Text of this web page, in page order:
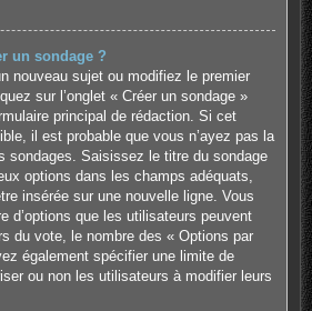
un sondage ?
nouveau sujet ou modifiez le premier
sur l’onglet « Créer un sondage »
principal de rédaction. Si cet
il est probable que vous n’ayez pas la
sondages. Saisissez le titre du sondage
options dans les champs adéquats,
insérée sur une nouvelle ligne. Vous
d’options que les utilisateurs peuvent
du vote, le nombre des « Options par
également spécifier une limite de
ou non les utilisateurs à modifier leurs